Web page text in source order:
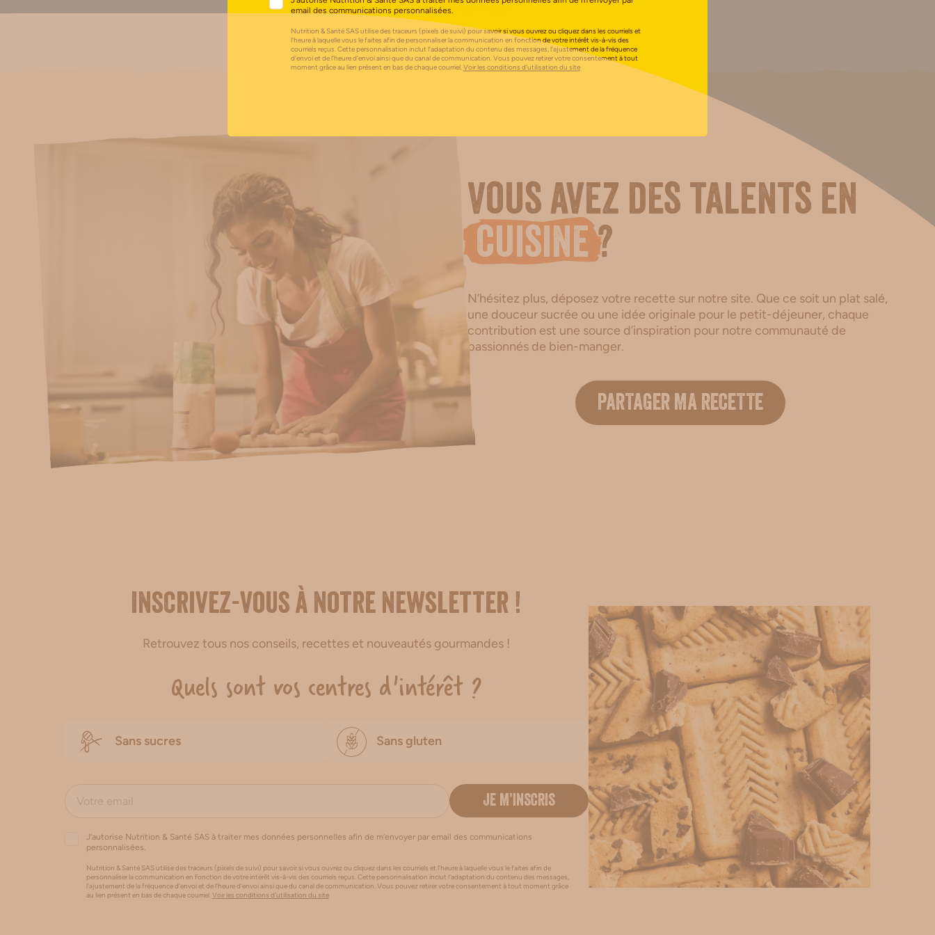
AFFICHER PLUS
Vous avez des talents en
cuisine ?
N’hésitez plus, déposez votre recette sur notre site. Que ce soit un plat salé,
une douceur sucrée ou une idée originale pour le petit-déjeuner, chaque
contribution est une source d’inspiration pour notre communauté de
passionnés de bien-manger.
PARTAGER MA RECETTE
Inscrivez-vous à notre newsletter !
Retrouvez tous nos conseils, recettes et nouveautés gourmandes !
Quels sont vos centres d'intérêt ?
Sans sucres Sans gluten
JE M’INSCRIS
J’autorise Nutrition & Santé SAS à traiter mes données personnelles afin de m’envoyer par email des communications
personnalisées.
Nutrition & Santé SAS utilise des traceurs (pixels de suivi) pour savoir si vous ouvrez ou cliquez dans les courriels et l’heure à laquelle vous le faites afin de
personnaliser la communication en fonction de votre intérêt vis-à-vis des courriels reçus. Cette personnalisation inclut l’adaptation du contenu des messages,
l'ajustement de la fréquence d’envoi et de l’heure d’envoi ainsi que du canal de communication. Vous pouvez retirer votre consentement à tout moment grâce
au lien présent en bas de chaque courriel.Voir les conditions d'utilisation du site
email des communications personnalisées.
Nutrition & Santé SAS utilise des traceurs (pixels de suivi) pour savoir si vous ouvrez ou cliquez dans les courriels et
l’heure à laquelle vous le faites afin de personnaliser la communication en fonction de votre intérêt vis-à-vis des
courriels reçus. Cette personnalisation inclut l’adaptation du contenu des messages, l’ajustement de la fréquence
d’envoi et de l’heure d’envoi ainsi que du canal de communication. Vous pouvez retirer votre consentement à tout
moment grâce au lien présent en bas de chaque courriel.Voir les conditions d’utilisation du site